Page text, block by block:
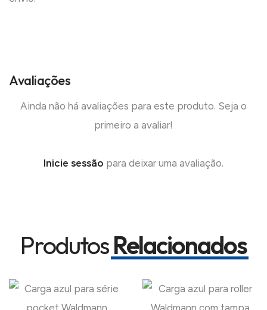
Avaliações
Ainda não há avaliações para este produto. Seja o
primeiro a avaliar!
Inicie sessão para deixar uma avaliação.
ProdutosRelacionados